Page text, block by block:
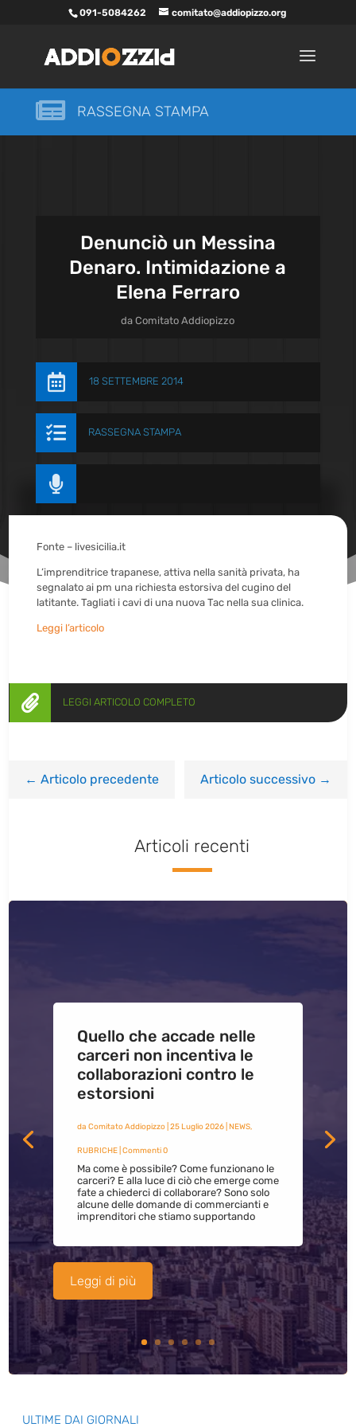
091-5084262 comitato@addiopizzo.org
 RASSEGNA STAMPA
Denunciò un Messina
Denaro. Intimidazione a
Elena Ferraro
daComitato Addiopizzo
 18 SETTEMBRE 2014
 RASSEGNA STAMPA

Fonte – livesicilia.it
L’imprenditrice trapanese, attiva nella sanità privata, ha
segnalato ai pm una richiesta estorsiva del cugino del
latitante. Tagliati i cavi di una nuova Tac nella sua clinica.
Leggi l’articolo
 LEGGI ARTICOLO COMPLETO
←Articolo precedente Articolo successivo→
Articoli recenti
Quello che accade nelle
carceri non incentiva le
collaborazioni contro le
estorsioni
da Comitato Addiopizzo| 25 Luglio 2026| NEWS,
RUBRICHE| Commenti 0
Ma come è possibile? Come funzionano le
carceri? E alla luce di ciò che emerge come
fate a chiederci di collaborare? Sono solo
alcune delle domande di commercianti e
imprenditori che stiamo supportando
Leggi di più
ULTIME DAI GIORNALI